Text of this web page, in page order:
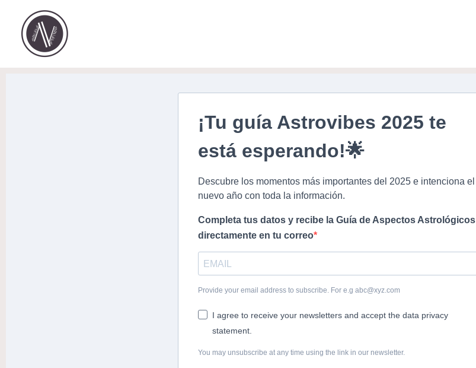
contenido
¡Tu guía Astrovibes 2025 te
está esperando!🌟
Descubre los momentos más importantes del 2025 e intenciona el
nuevo año con toda la información.
Completa tus datos y recibe la Guía de Aspectos Astrológicos
directamente en tu correo
Provide your email address to subscribe. For e.g abc@xyz.com
I agree to receive your newsletters and accept the data privacy
statement.
You may unsubscribe at any time using the link in our newsletter.